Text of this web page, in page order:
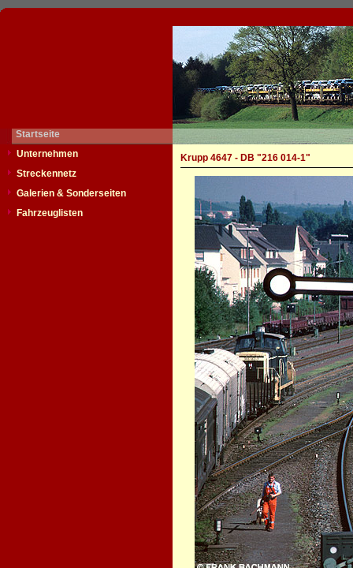
Startseite
Unternehmen
Streckennetz
Galerien & Sonderseiten
Fahrzeuglisten
Krupp 4647 - DB "216 014-1"